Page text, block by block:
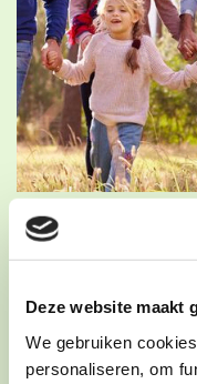
Deze website maakt
We gebruiken
personaliseren, om
Voor wie